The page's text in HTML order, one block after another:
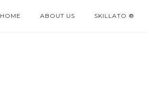
HOME ABOUT US SKILLATO ®